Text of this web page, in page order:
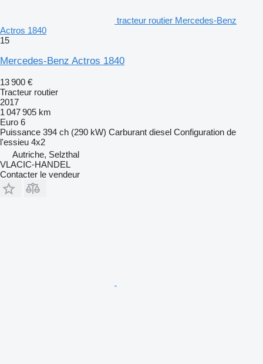
tracteur routier Mercedes-Benz
Actros 1840
15
Mercedes-Benz Actros 1840
13 900 €
Tracteur routier
2017
1 047 905 km
Euro 6
Puissance 394 ch (290 kW) Carburant diesel Configuration de
l'essieu 4x2
Autriche, Selzthal
VLACIC-HANDEL
Contacter le vendeur